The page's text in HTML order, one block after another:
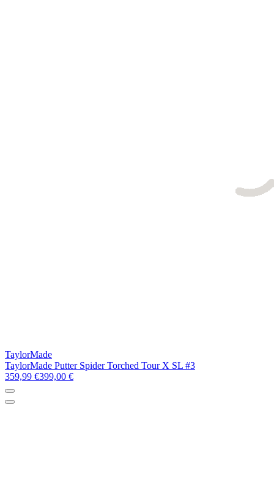
TaylorMade
TaylorMade Putter Spider Torched Tour X SL #3
359,99 €399,00 €